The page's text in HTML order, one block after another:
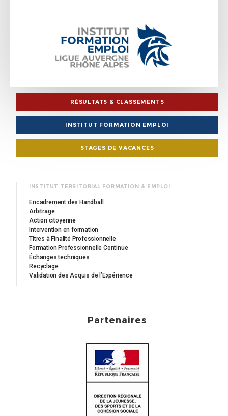
RÉSULTATS & CLASSEMENTS
INSTITUT FORMATION EMPLOI
STAGES DE VACANCES
INSTITUT TERRITORIAL FORMATION & EMPLOI
Encadrement des Handball
Arbitrage
Action citoyenne
Intervention en formation
Titres à Finalité Professionnelle
Formation Professionnelle Continue
Échanges techniques
Recyclage
Validation des Acquis de l’Expérience
Partenaires